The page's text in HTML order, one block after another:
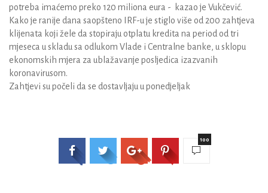
potreba imaćemo preko 120 miliona eura - kazao je Vukčević.
Kako je ranije dana saopšteno IRF-u je stiglo više od 200 zahtjeva
klijenata koji žele da stopiraju otplatu kredita na period od tri
mjeseca u skladu sa odlukom Vlade i Centralne banke, u sklopu
ekonomskih mjera za ublažavanje posljedica izazvanih
koronavirusom.
Zahtjevi su počeli da se dostavljaju u ponedjeljak
100